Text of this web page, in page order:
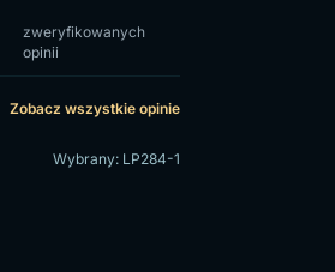
zweryfikowanych
opinii
Zobacz wszystkie opinie
Wybrany: LP284-1